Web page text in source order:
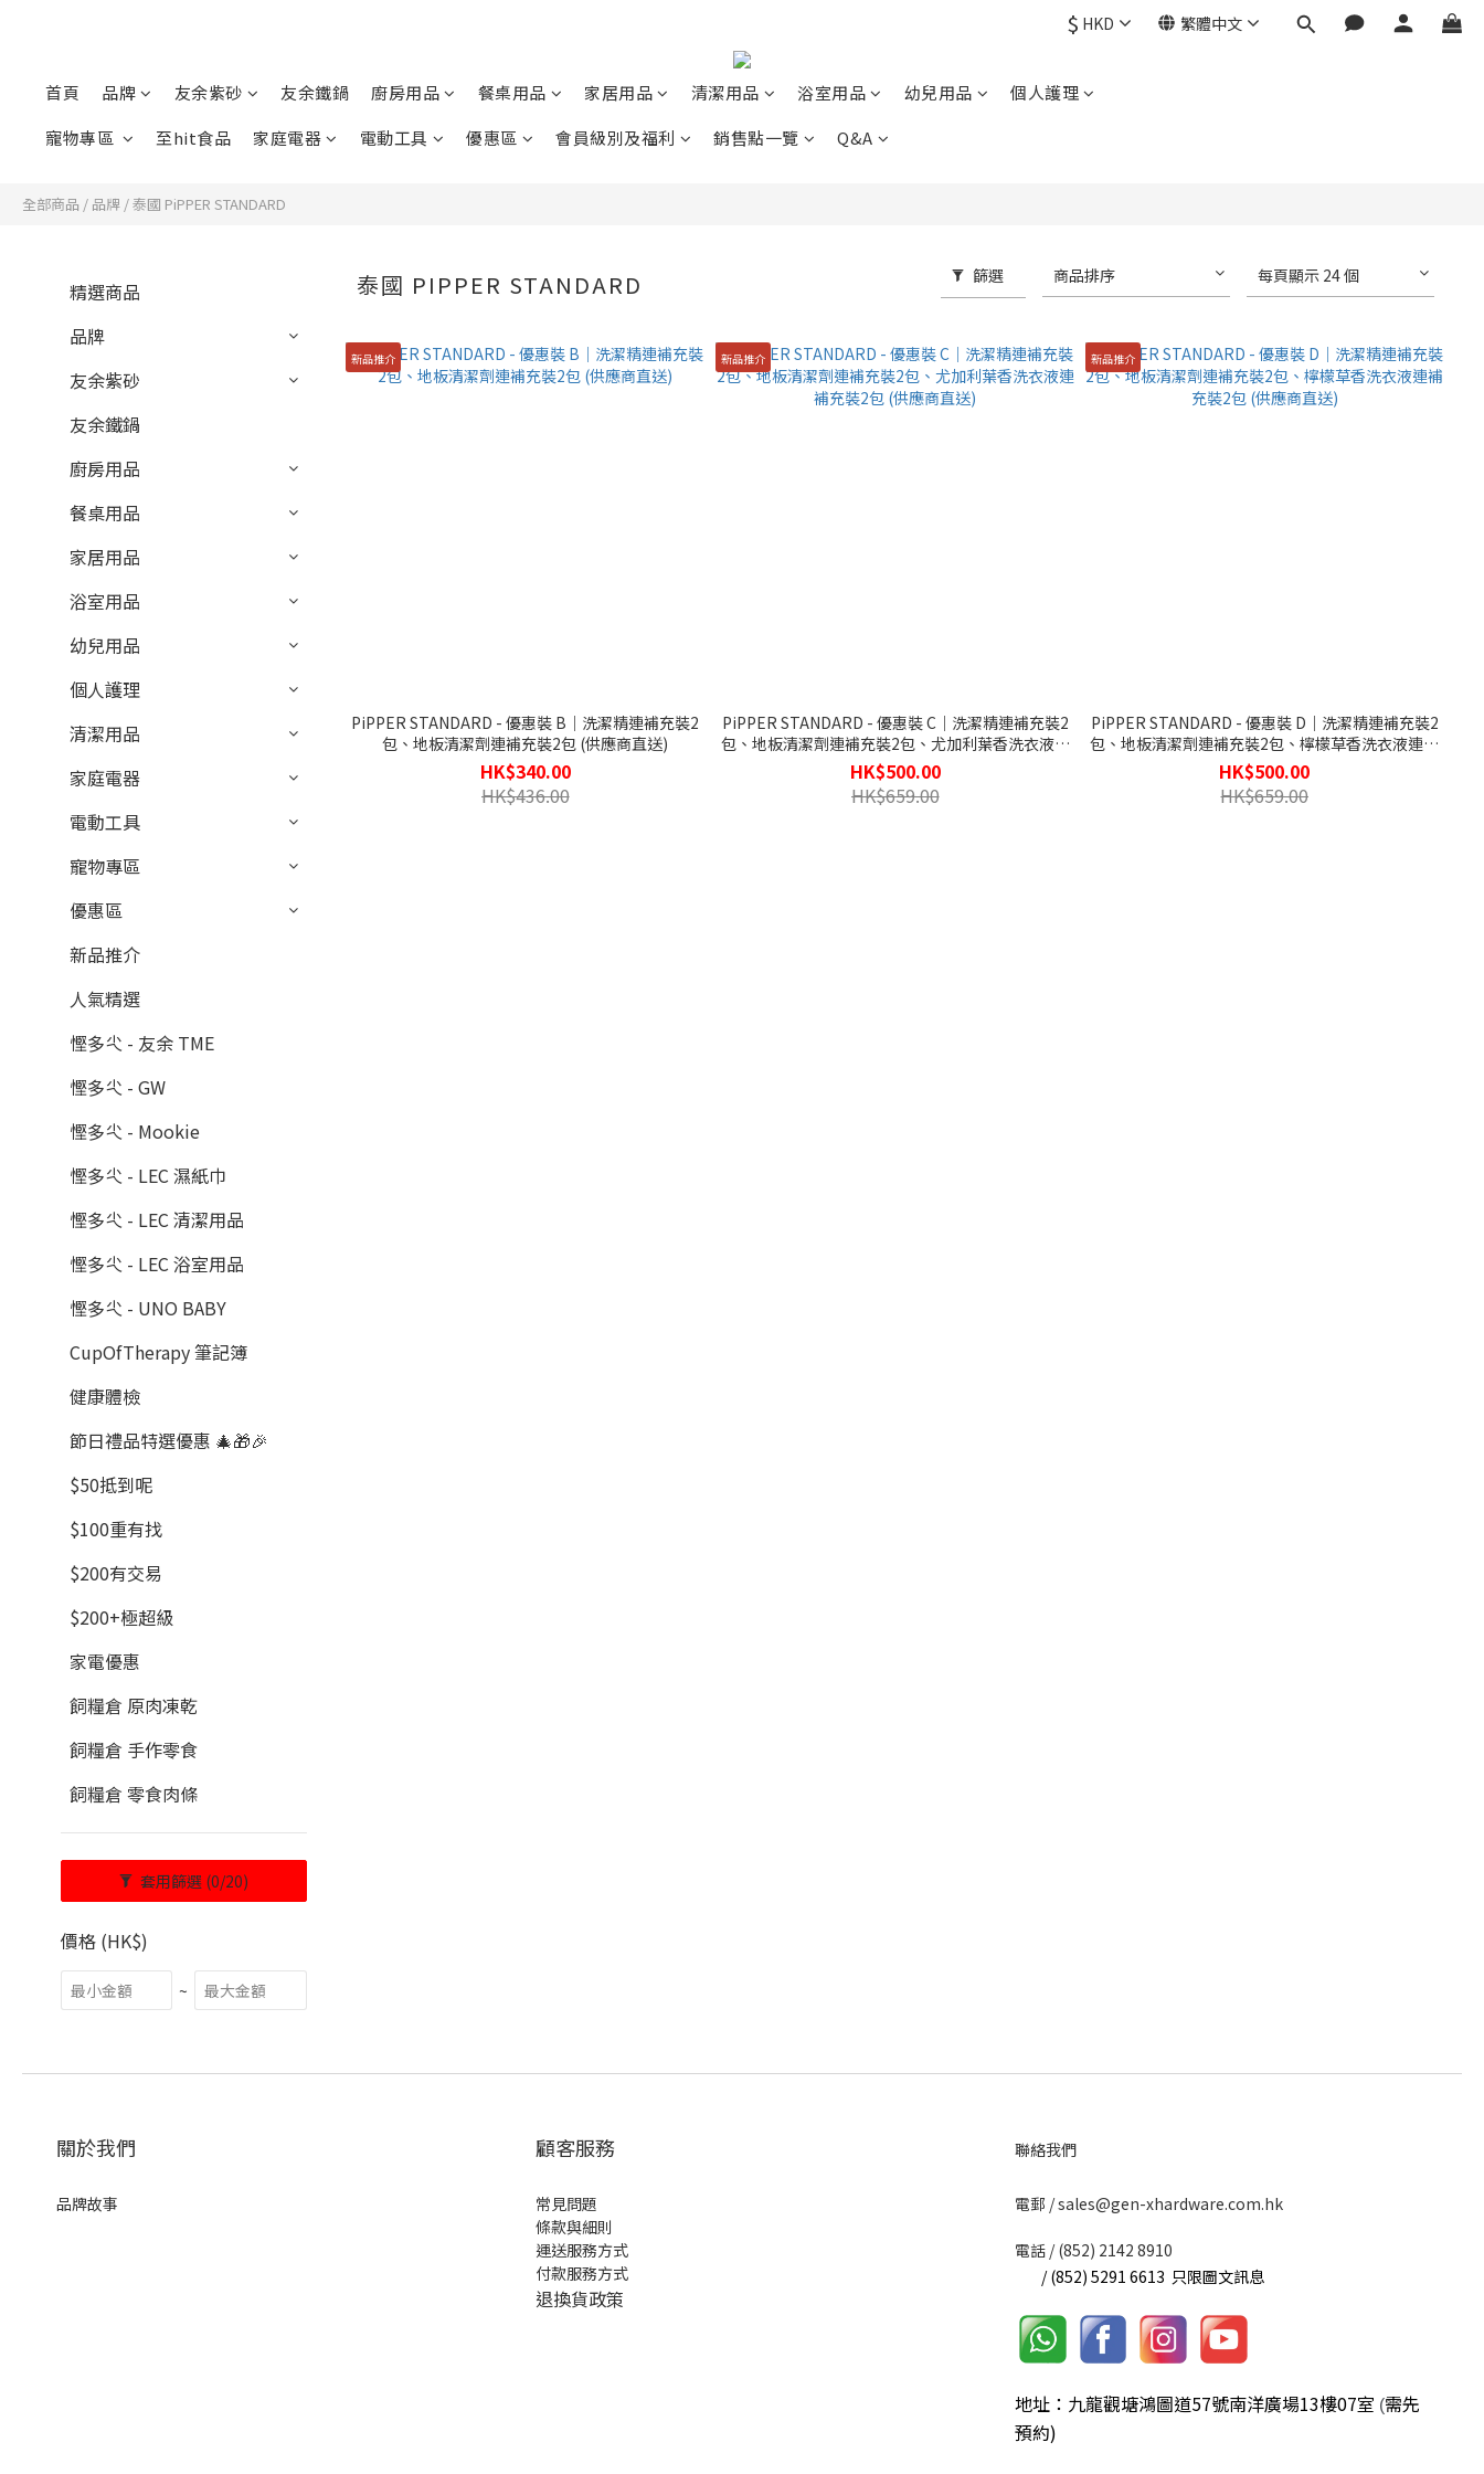
$ HKD 繁體中文
首頁 品牌 友余紫砂 友余鐵鍋 廚房用品 餐桌用品 家居用品 清潔用品 浴室用品 幼兒用品
個人護理
寵物專區
至hit食品 家庭電器 電動工具 優惠區 會員級別及福利 銷售點一覽 Q&A
全部商品 / 品牌 /泰國 PiPPER STANDARD
精選商品
品牌
友余紫砂
友余鐵鍋
廚房用品
餐桌用品
家居用品
浴室用品
幼兒用品
個人護理
清潔用品
家庭電器
電動工具
寵物專區
優惠區
新品推介
人氣精選
慳多尐 - 友余 TME
慳多尐 - GW
慳多尐 - Mookie
慳多尐 - LEC 濕紙巾
慳多尐 - LEC 清潔用品
慳多尐 - LEC 浴室用品
慳多尐 - UNO BABY
CupOfTherapy 筆記簿
健康體檢
節日禮品特選優惠 🎄🎁🎉
$50抵到呢
$100重有找
$200有交易
$200+極超級
家電優惠
飼糧倉 原肉凍乾
飼糧倉 手作零食
飼糧倉 零食肉條
套用篩選 (0/20)
價格 (HK$)
~
泰國 PIPPER STANDARD 篩選 商品排序 每頁顯示 24 個
新品推介
PiPPER STANDARD - 優惠裝 B｜洗潔精連補充裝2
包、地板清潔劑連補充裝2包 (供應商直送)
HK$340.00
HK$436.00
新品推介
PiPPER STANDARD - 優惠裝 C｜洗潔精連補充裝2
包、地板清潔劑連補充裝2包、尤加利葉香洗衣液連
補充裝2包 (供應商直送)
HK$500.00
HK$659.00
新品推介
PiPPER STANDARD - 優惠裝 D｜洗潔精連補充裝2
包、地板清潔劑連補充裝2包、檸檬草香洗衣液連補
充裝2包 (供應商直送)
HK$500.00
HK$659.00
關於我們
品牌故事
顧客服務
常見問題
條款與細則
運送服務方式
付款服務方式
退換貨政策
聯絡我們
​電郵 / sales@gen-xhardware.com.hk
電話 / (852) 2142 8910
/ (852) 5291 6613 只限圖文訊息
地址：九龍觀塘鴻圖道57號南洋廣場13樓07室 (需先
預約)